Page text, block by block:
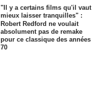
"Il y a certains films qu'il vaut
mieux laisser tranquilles" :
Robert Redford ne voulait
absolument pas de remake
pour ce classique des années
70